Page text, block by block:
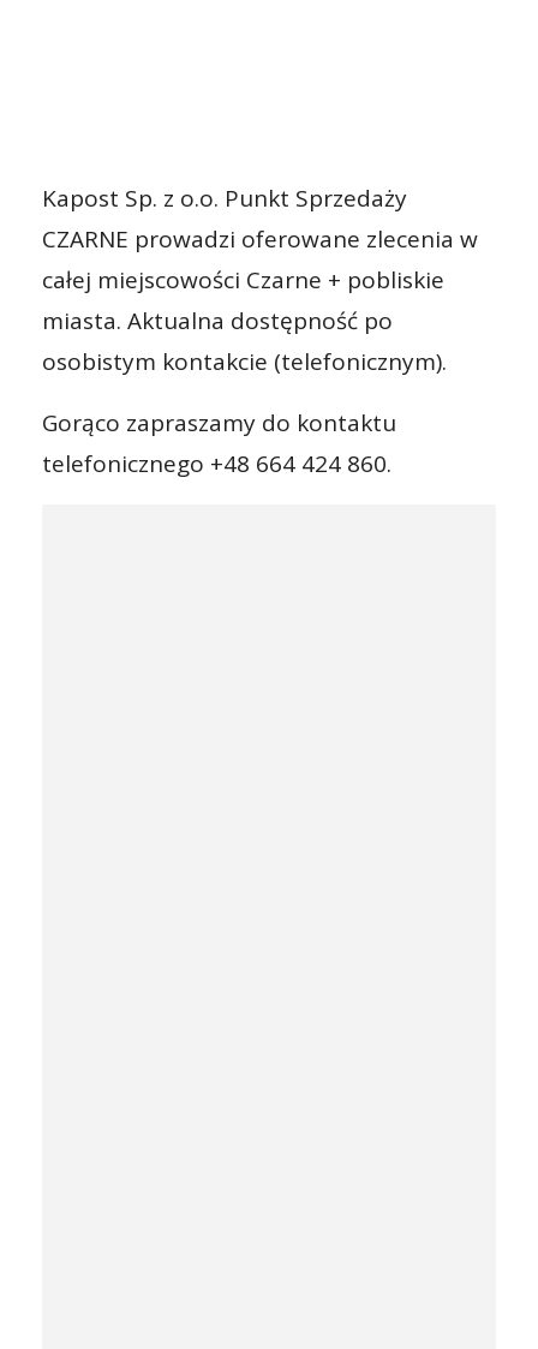
Kapost Sp. z o.o. Punkt Sprzedaży
CZARNE prowadzi oferowane zlecenia w
całej miejscowości Czarne + pobliskie
miasta. Aktualna dostępność po
osobistym kontakcie (telefonicznym).
Gorąco zapraszamy do kontaktu
telefonicznego +48 664 424 860.